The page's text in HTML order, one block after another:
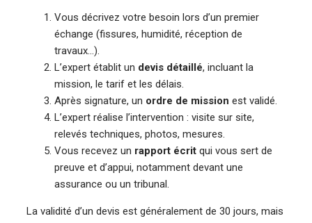
Vous décrivez votre besoin lors d’un premier
échange (fissures, humidité, réception de
travaux…).
L’expert établit un devis détaillé, incluant la
mission, le tarif et les délais.
Après signature, un ordre de mission est validé.
L’expert réalise l’intervention : visite sur site,
relevés techniques, photos, mesures.
Vous recevez un rapport écrit qui vous sert de
preuve et d’appui, notamment devant une
assurance ou un tribunal.
La validité d’un devis est généralement de 30 jours, mais